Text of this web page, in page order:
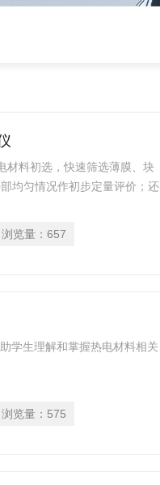
材料初选，快速筛选薄膜、块
均匀情况作初步定量评价；还
浏览量： 657
学生理解和掌握热电材料相关
浏览量： 575